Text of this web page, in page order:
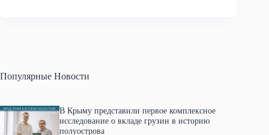
Популярные Новости
В Крыму представили первое комплексное
исследование о вкладе грузин в историю
полуострова